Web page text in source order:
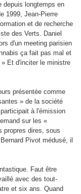
depuis longtemps en
1999, Jean-Pierre
et de recherche
des Verts. Daniel
d'un meeting parisien
ça fait pas mal et
Et d'inciter le ministre
présentée comme
» de la société
à l'émission
sur les «
propres dires, sous
Pivot médusé, il
Faut être
avec des tout-
et six ans. Quand